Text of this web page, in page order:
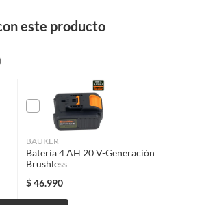
este producto
BAUKER
Batería 4 AH 20 V-Generación
Brushless
$46.990